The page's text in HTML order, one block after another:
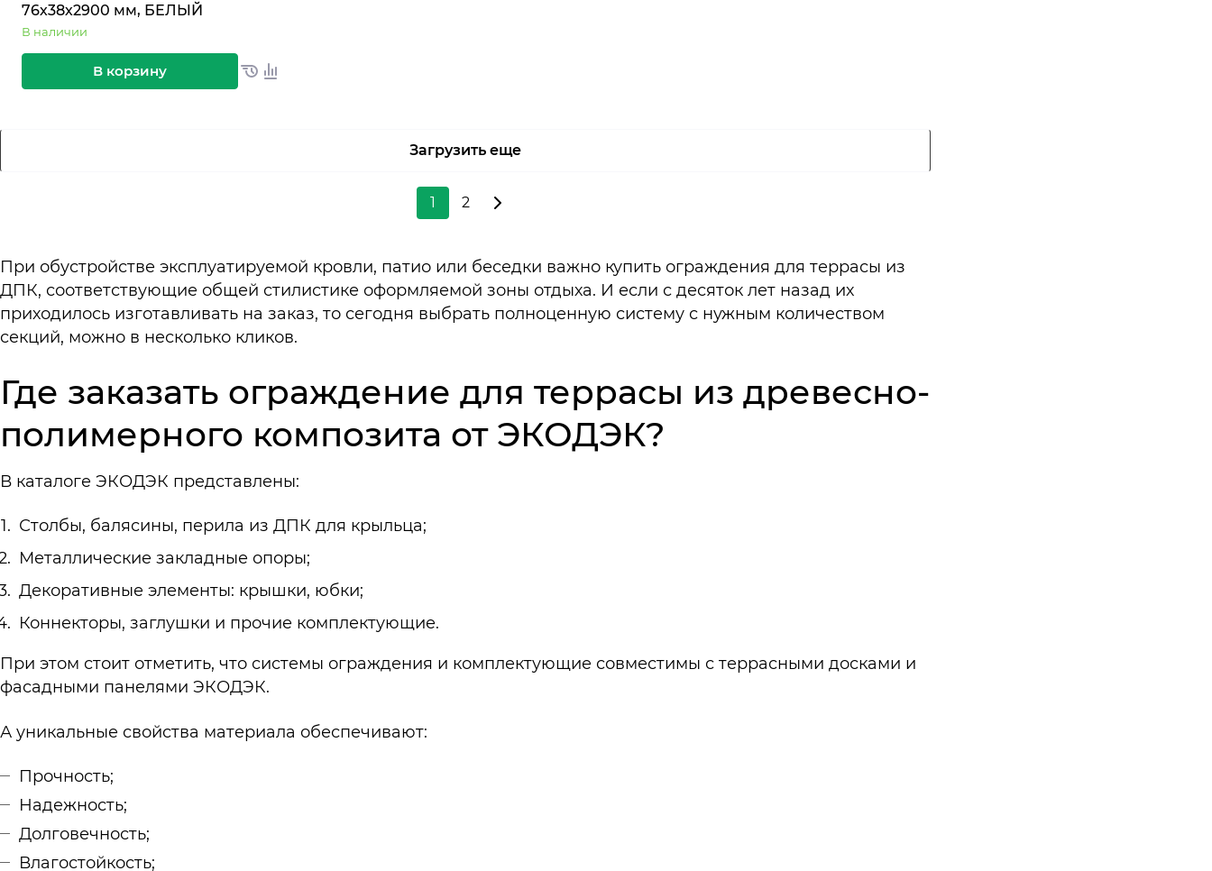
76х38х2900 мм, БЕЛЫЙ
В наличии
В корзину
Загрузить еще
1 2
При обустройстве эксплуатируемой кровли, патио или беседки важно купить ограждения для террасы из
ДПК, соответствующие общей стилистике оформляемой зоны отдыха. И если с десяток лет назад их
приходилось изготавливать на заказ, то сегодня выбрать полноценную систему с нужным количеством
секций, можно в несколько кликов.
Где заказать ограждение для террасы из древесно-
полимерного композита от ЭКОДЭК?
В каталоге ЭКОДЭК представлены:
Столбы, балясины, перила из ДПК для крыльца;
Металлические закладные опоры;
Декоративные элементы: крышки, юбки;
Коннекторы, заглушки и прочие комплектующие.
При этом стоит отметить, что системы ограждения и комплектующие совместимы с террасными досками и
фасадными панелями ЭКОДЭК.
А уникальные свойства материала обеспечивают:
Прочность;
Надежность;
Долговечность;
Влагостойкость;